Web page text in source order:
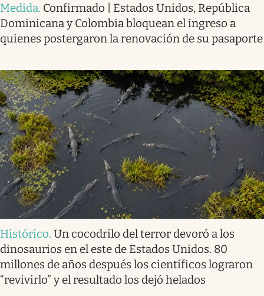
Medida. Confirmado | Estados Unidos, República
Dominicana y Colombia bloquean el ingreso a
quienes postergaron la renovación de su pasaporte
Histórico. Un cocodrilo del terror devoró a los
dinosaurios en el este de Estados Unidos. 80
millones de años después los científicos lograron
“revivirlo” y el resultado los dejó helados